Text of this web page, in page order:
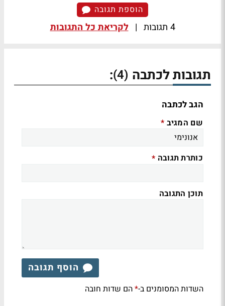
הוספת תגובה
4 תגובות | לקריאת כל התגובות
תגובות לכתבה (4)
:
הגב לכתבה
שם המגיב *
כותרת תגובה *
תוכן התגובה
הוסף תגובה
השדות המסומנים ב-*הם שדות חובה